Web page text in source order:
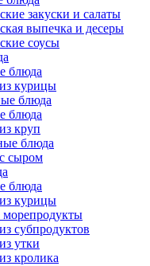
закуски и салаты
выпечка и десеры
соусы
блюда
курицы
блюда
блюда
круп
блюда
сыром
блюда
курицы
субпродуктов
утки
кролика